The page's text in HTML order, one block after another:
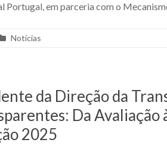
Portugal, em parceria com o
Notícias
da Direção da
Da Avaliação
2025